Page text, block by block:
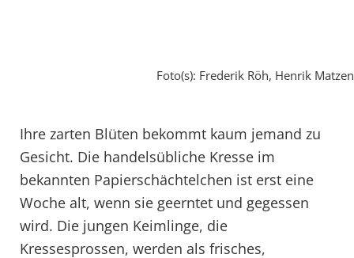
Foto(s): Frederik Röh, Henrik Matzen
Ihre zarten Blüten bekommt kaum jemand zu
Gesicht. Die handelsübliche Kresse im
bekannten Papierschächtelchen ist erst eine
Woche alt, wenn sie geerntet und gegessen
wird. Die jungen Keimlinge, die
Kressesprossen, werden als frisches,